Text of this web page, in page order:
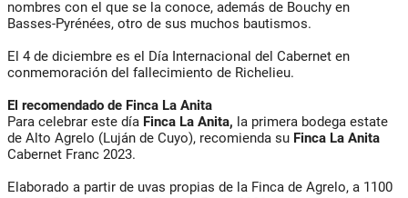
nombres con el que se la conoce, además de Bouchy en
Basses-Pyrénées, otro de sus muchos bautismos.
El 4 de diciembre es el Día Internacional del Cabernet en
conmemoración del fallecimiento de Richelieu.
El recomendado de Finca La Anita
Para celebrar este día Finca La Anita, la primera bodega estate
de Alto Agrelo (Luján de Cuyo), recomienda su Finca La Anita
Cabernet Franc 2023.
Elaborado a partir de uvas propias de la Finca de Agrelo, a 1100